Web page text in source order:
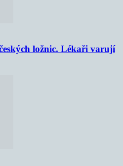
ložnic. Lékaři varují